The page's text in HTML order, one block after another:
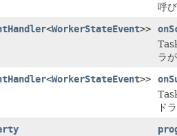
呼
<WorkerStateEvent>>
ラ
<WorkerStateEvent>>
ド